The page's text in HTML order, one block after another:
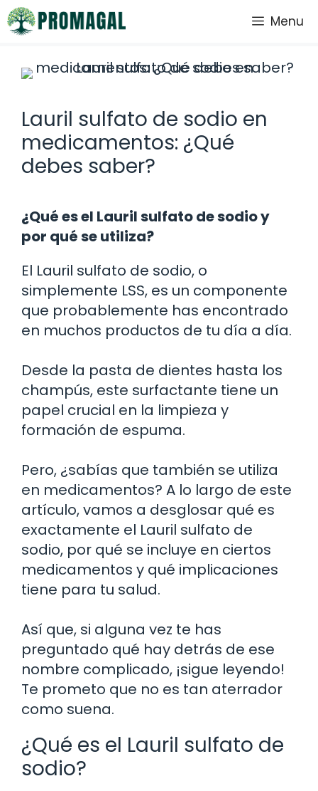
Saltar
al
Menu
Lauril sulfato de sodio en
medicamentos: ¿Qué
debes saber?
¿Qué es el Lauril sulfato de sodio y
por qué se utiliza?
El Lauril sulfato de sodio, o
simplemente LSS, es un componente
que probablemente has encontrado
en muchos productos de tu día a día.
Desde la pasta de dientes hasta los
champús, este surfactante tiene un
papel crucial en la limpieza y
formación de espuma.
Pero, ¿sabías que también se utiliza
en medicamentos? A lo largo de este
artículo, vamos a desglosar qué es
exactamente el Lauril sulfato de
sodio, por qué se incluye en ciertos
medicamentos y qué implicaciones
tiene para tu salud.
Así que, si alguna vez te has
preguntado qué hay detrás de ese
nombre complicado, ¡sigue leyendo!
Te prometo que no es tan aterrador
como suena.
¿Qué es el Lauril sulfato de
sodio?